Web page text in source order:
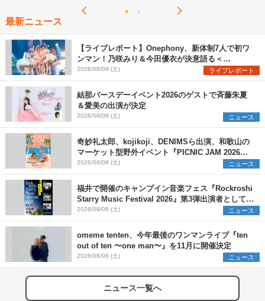
最新ニュース
【ライブレポート】Onephony、新体制7人で初ワ
ンマン！乃咲みり＆今田優衣が決意語る＜
Onephony新体制1st Oneman Live はじまりの夏
＞
2026/08/08 (土) ライブレポート
結那バースデーイベント2026のゲストで斉藤朱夏
＆愛美の出演が決定
2026/08/08 (土) ニュース
奇妙礼太郎、kojikoji、DENIMSら出演、和歌山の
マーケット型野外イベント『PICNIC JAM 2026』
早割チケット発売開始
2026/08/08 (土) ニュース
福井で開催のキャンプイン音楽フェス『Rockroshi
Starry Music Festival 2026』第3弾出演者として
SCOOBIE DO、かりゆし58、Reiを発表
2026/08/08 (土) ニュース
omeme tenten、今年最後のワンマンライブ『ten
out of ten 〜one man〜』を11月に開催決定
2026/08/08 (土) ニュース
ニュース一覧へ